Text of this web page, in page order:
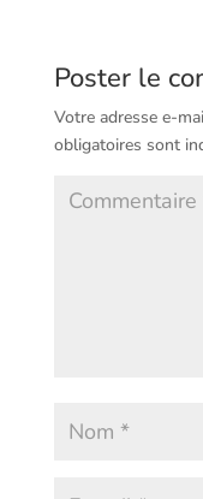
Poster le
Votre adresse e-
obligatoires sont